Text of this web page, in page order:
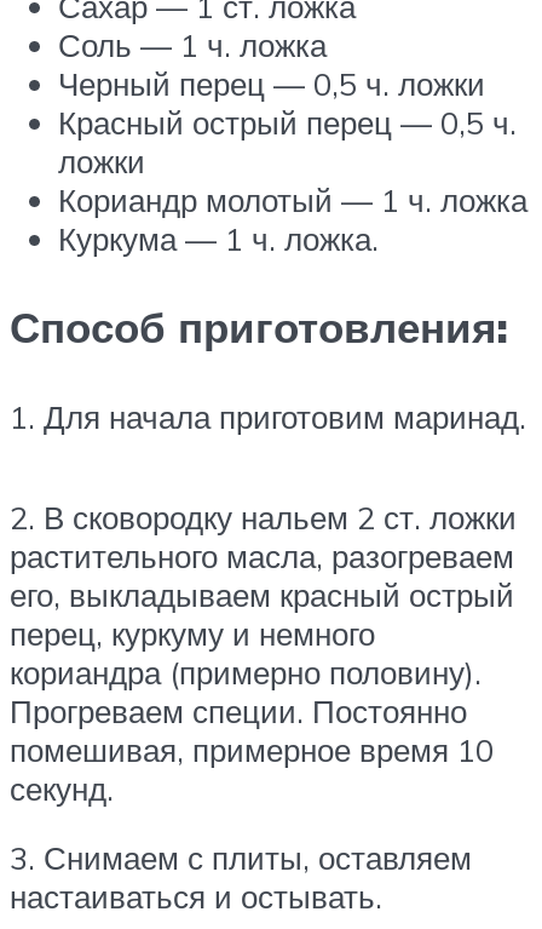
Соль — 1 ч. ложка
Черный перец — 0,5 ч. ложки
Красный острый перец — 0,5 ч.
ложки
Кориандр молотый — 1 ч. ложка
Куркума — 1 ч. ложка.
Способ приготовления:
1. Для начала приготовим маринад.
2. В сковородку нальем 2 ст. ложки
растительного масла, разогреваем
его, выкладываем красный острый
перец, куркуму и немного
кориандра (примерно половину).
Прогреваем специи. Постоянно
помешивая, примерное время 10
секунд.
3. Снимаем с плиты, оставляем
настаиваться и остывать.